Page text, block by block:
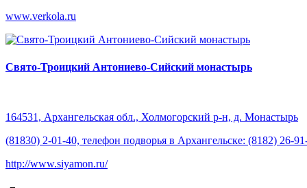
www.verkola.ru
Свято-Троицкий Антониево-Сийский монастырь
164531, Архангельская обл., Холмогорский р-н, д. Монастырь
(81830) 2-01-40, телефон подворья в Архангельске: (8182) 26-
http://www.siyamon.ru/